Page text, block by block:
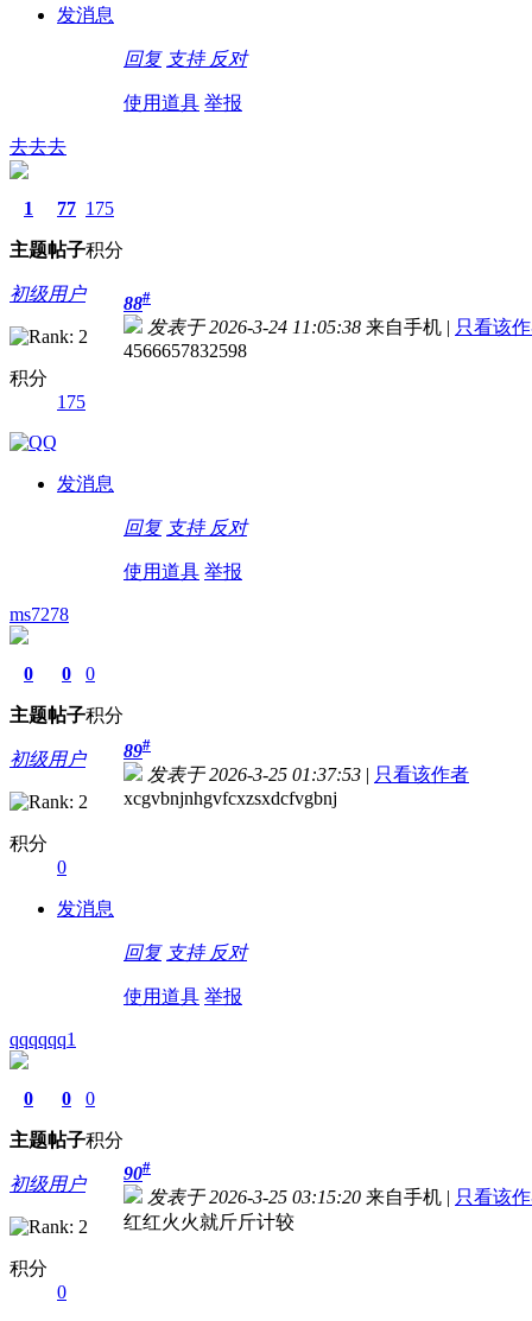
发消息
回复 支持 反对
使用道具 举报
去去去
1
主题
77
帖子
175
积分
初级用户
积分
175
发消息
88#
发表于 2026-3-24 11:05:38 来自手机 | 只看该
4566657832598
回复 支持 反对
使用道具 举报
ms7278
0
主题
0
帖子
0
积分
初级用户
积分
0
发消息
89#
发表于 2026-3-25 01:37:53 | 只看该作者
xcgvbnjnhgvfcxzsxdcfvgbnj
回复 支持 反对
使用道具 举报
qqqqqq1
0
主题
0
帖子
0
积分
初级用户
积分
0
90#
发表于 2026-3-25 03:15:20 来自手机 | 只看该
红红火火就斤斤计较